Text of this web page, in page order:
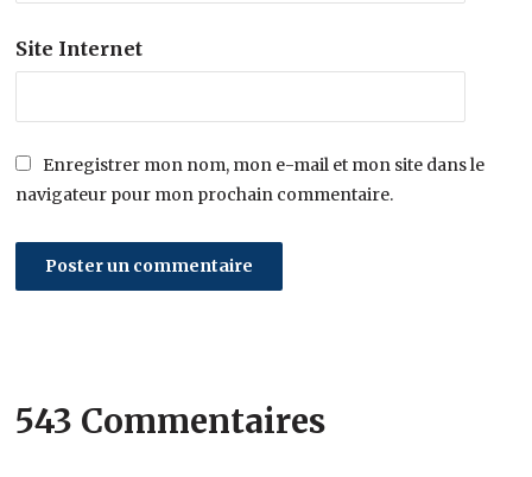
Site Internet
Enregistrer mon nom, mon e-mail et mon site dans le
navigateur pour mon prochain commentaire.
543 Commentaires